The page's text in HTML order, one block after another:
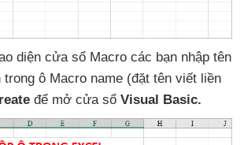
diện cửa sổ Macro các bạn nhập tên
trong ô Macro name (đặt tên viết liền
để mở cửa sổ Visual Basic.